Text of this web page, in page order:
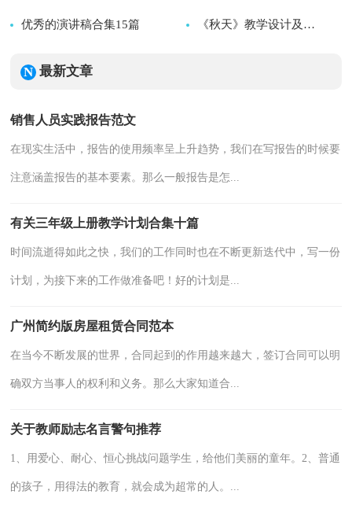
2026-08-08 2026-08-08
优秀的演讲稿合集15篇 《秋天》教学设计及反思
最新文章
销售人员实践报告范文
在现实生活中，报告的使用频率呈上升趋势，我们在写报告的时候要
注意涵盖报告的基本要素。那么一般报告是怎...
有关三年级上册教学计划合集十篇
时间流逝得如此之快，我们的工作同时也在不断更新迭代中，写一份
计划，为接下来的工作做准备吧！好的计划是...
广州简约版房屋租赁合同范本
在当今不断发展的世界，合同起到的作用越来越大，签订合同可以明
确双方当事人的权利和义务。那么大家知道合...
关于教师励志名言警句推荐
1、用爱心、耐心、恒心挑战问题学生，给他们美丽的童年。2、普通
的孩子，用得法的教育，就会成为超常的人。...